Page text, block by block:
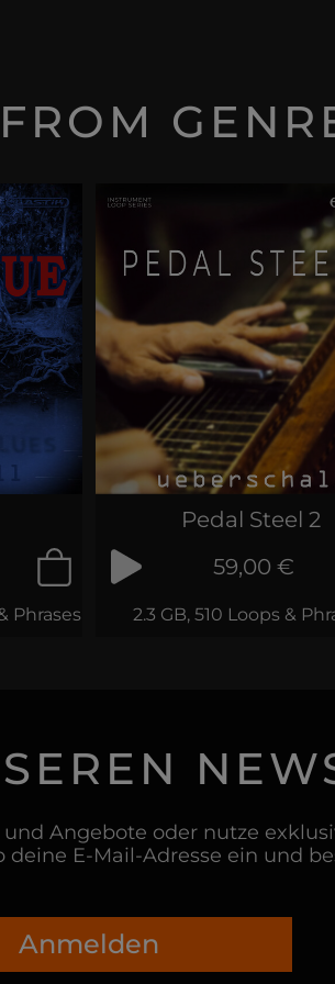
Phrases
Pedal Steel 2
59,00 €
2.3 GB, 510 Loops &
Angebote oder nutze
E-Mail-Adresse ein und
Anmelden